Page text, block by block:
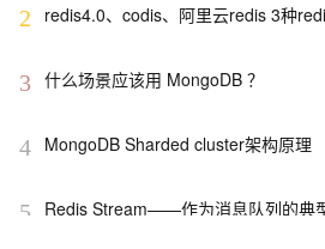
2
redis4.0、codis、阿里云redis 3种
3 什么场景应该用 MongoDB ？
4 MongoDB Sharded cluster架构原理
5 Redis Stream——作为消息队列的典